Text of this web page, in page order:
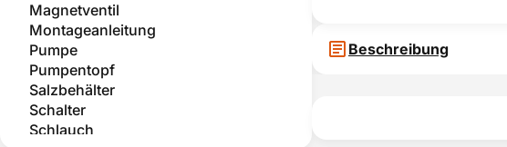
Magnetventil
Montageanleitung
Pumpe
Pumpentopf
Salzbehälter
Schalter
Schlauch
Beschreibung